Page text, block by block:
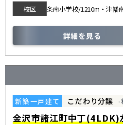
校区
条南小学校/1210m・津幡
詳細を見る
新築一戸建て こだわり分譲 -
金沢市諸江町中丁(4LDK)